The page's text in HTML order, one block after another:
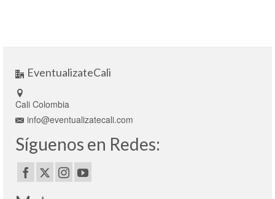
EventualizateCali
Cali Colombia
info@eventualizatecali.com
Síguenos en Redes: